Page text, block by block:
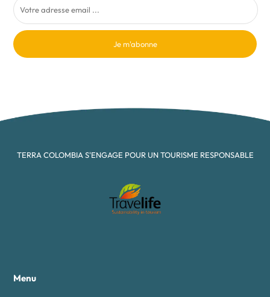
Je m'abonne
TERRA COLOMBIA S'ENGAGE POUR UN TOURISME RESPONSABLE
Menu